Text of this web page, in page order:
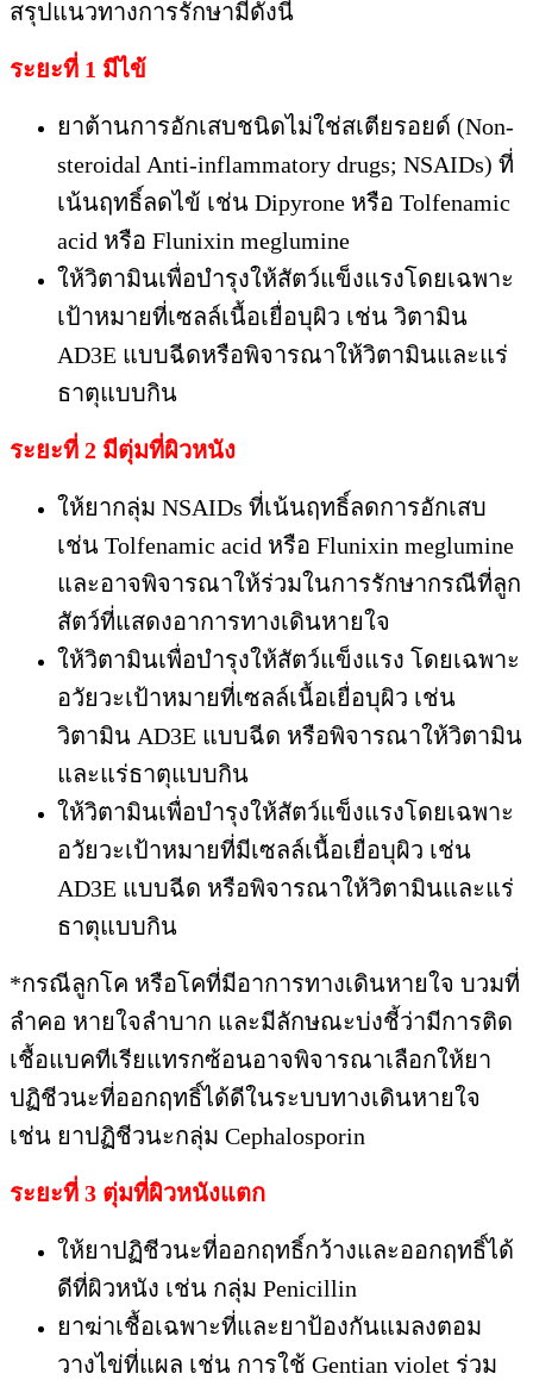
สรุปแนวทางการรักษามีดังนี้
ระยะที่ 1 มีไข้
ยาต้านการอักเสบชนิดไม่ใช่สเตียรอยด์ (Non-
steroidal Anti-inflammatory drugs; NSAIDs) ที่
เน้นฤทธิ์ลดไข้ เช่น Dipyrone หรือ Tolfenamic
acid หรือ Flunixin meglumine
ให้วิตามินเพื่อบำรุงให้สัตว์แข็งแรงโดยเฉพาะ
เป้าหมายที่เซลล์เนื้อเยื่อบุผิว เช่น วิตามิน
AD3E แบบฉีดหรือพิจารณาให้วิตามินและแร่
ธาตุแบบกิน
ระยะที่ 2 มีตุ่มที่ผิวหนัง
ให้ยากลุ่ม NSAIDs ที่เน้นฤทธิ์ลดการอักเสบ
เช่น Tolfenamic acid หรือ Flunixin meglumine
และอาจพิจารณาให้ร่วมในการรักษากรณีที่ลูก
สัตว์ที่แสดงอาการทางเดินหายใจ
ให้วิตามินเพื่อบำรุงให้สัตว์แข็งแรง โดยเฉพาะ
อวัยวะเป้าหมายที่เซลล์เนื้อเยื่อบุผิว เช่น
วิตามิน AD3E แบบฉีด หรือพิจารณาให้วิตามิน
และแร่ธาตุแบบกิน
ให้วิตามินเพื่อบำรุงให้สัตว์แข็งแรงโดยเฉพาะ
อวัยวะเป้าหมายที่มีเซลล์เนื้อเยื่อบุผิว เช่น
AD3E แบบฉีด หรือพิจารณาให้วิตามินและแร่
ธาตุแบบกิน
*กรณีลูกโค หรือโคที่มีอาการทางเดินหายใจ บวมที่
ลำคอ หายใจลำบาก และมีลักษณะบ่งชี้ว่ามีการติด
เชื้อแบคทีเรียแทรกซ้อนอาจพิจารณาเลือกให้ยา
ปฏิชีวนะที่ออกฤทธิ์ได้ดีในระบบทางเดินหายใจ
เช่น ยาปฏิชีวนะกลุ่ม Cephalosporin
ระยะที่ 3 ตุ่มที่ผิวหนังแตก
ให้ยาปฏิชีวนะที่ออกฤทธิ์กว้างและออกฤทธิ์ได้
ดีที่ผิวหนัง เช่น กลุ่ม Penicillin
ยาฆ่าเชื้อเฉพาะที่และยาป้องกันแมลงตอม
วางไข่ที่แผล เช่น การใช้ Gentian violet ร่วม